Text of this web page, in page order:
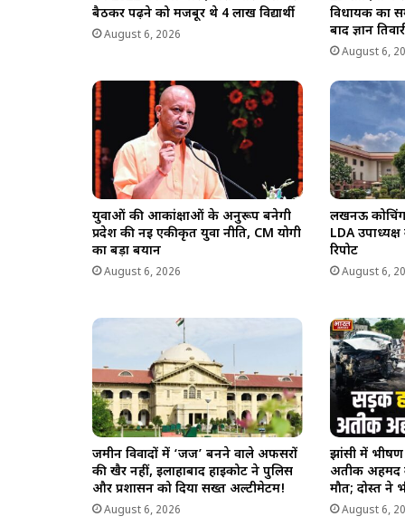
बैठकर पढ़ने को मजबूर थे 4 लाख विद्यार्थी
August 6, 2026
विधायक का
बाद ज्ञान
August 6,
युवाओं की आकांक्षाओं के अनुरूप बनेगी
प्रदेश की नई एकीकृत युवा नीति, CM योगी
का बड़ा बयान
August 6, 2026
लखनऊ कोचिंग
LDA
रिपोर्ट
August 6,
जमीन विवादों में ‘जज’ बनने वाले अफसरों
की खैर नहीं, इलाहाबाद हाईकोर्ट ने पुलिस
और प्रशासन को दिया सख्त अल्टीमेटम!
August 6, 2026
झांसी में
अतीक अहमद
मौत; दोस्त ने
August 6,